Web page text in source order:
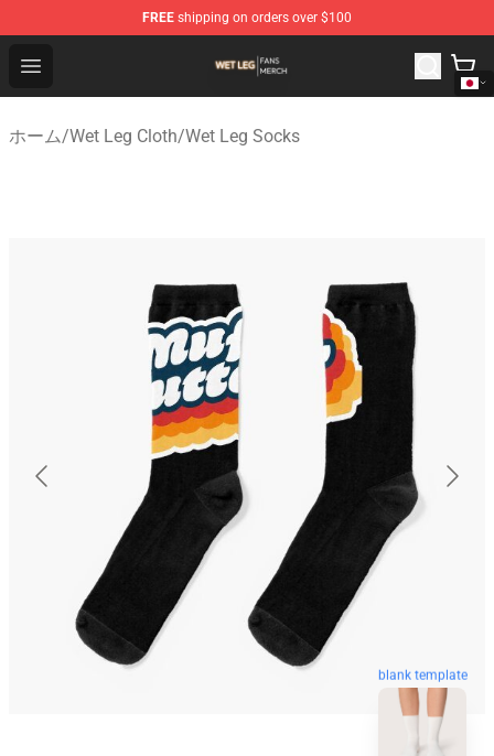
FREE shipping on orders over $100
Open menu
Wet Leg Shop - Official Wet Leg Merchandise Store
ホーム/Wet Leg Cloth/Wet Leg Socks
blank template